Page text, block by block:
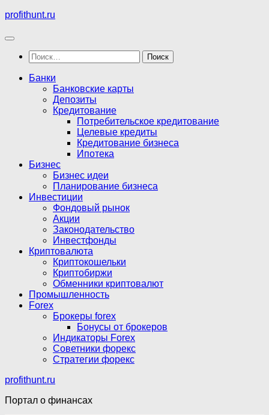
Перейти
содержимому
profithunt.ru
Найти:
Банки
Банковские карты
Депозиты
Кредитование
Потребительское кредитование
Целевые кредиты
Кредитование бизнеса
Ипотека
Бизнес
Бизнес идеи
Планирование бизнеса
Инвестиции
Фондовый рынок
Акции
Законодательство
Инвестфонды
Криптовалюта
Криптокошельки
Криптобиржи
Обменники криптовалют
Промышленность
Forex
Брокеры forex
Бонусы от брокеров
Индикаторы Forex
Советники форекс
Стратегии форекс
profithunt.ru
Портал о финансах